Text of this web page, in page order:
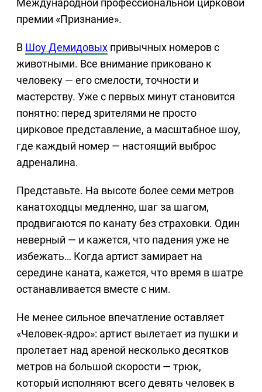
Международной профессиональной цирковой
премии «Признание».
В Шоу Демидовых привычных номеров с
животными. Все внимание приковано к
человеку — его смелости, точности и
мастерству. Уже с первых минут становится
понятно: перед зрителями не просто
цирковое представление, а масштабное шоу,
где каждый номер — настоящий выброс
адреналина.
Представьте. На высоте более семи метров
канатоходцы медленно, шаг за шагом,
продвигаются по канату без страховки. Один
неверный — и кажется, что падения уже не
избежать… Когда артист замирает на
середине каната, кажется, что время в шатре
останавливается вместе с ним.
Не менее сильное впечатление оставляет
«Человек-ядро»: артист вылетает из пушки и
пролетает над ареной несколько десятков
метров на большой скорости — трюк,
который исполняют всего девять человек в